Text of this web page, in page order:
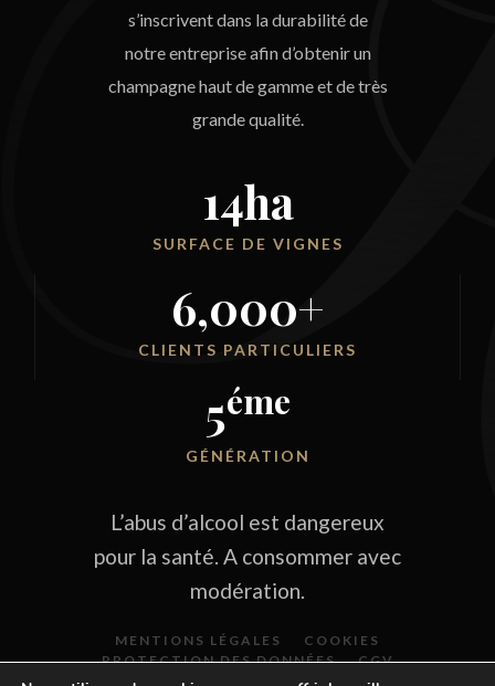
s’inscrivent dans la durabilité de
notre entreprise afin d’obtenir un
champagne haut de gamme et de très
grande qualité.
SURFACE DE VIGNES
14ha
CLIENTS PARTICULIERS
6,000+
GÉNÉRATION
5éme
L’abus d’alcool est dangereux
pour la santé. A consommer avec
modération.
MENTIONS LÉGALES
COOKIES
PROTECTION DES DONNÉES
CGV